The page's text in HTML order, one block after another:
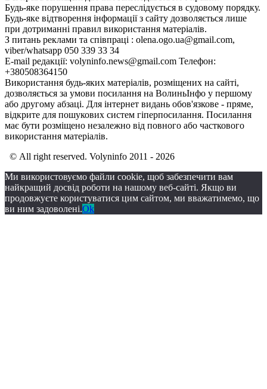
Будь-яке порушення права переслідується в судовому порядку.
Будь-яке відтворення інформації з сайту дозволяється лише
при дотриманні правил використання матеріалів.
З питань реклами та співпраці : olena.ogo.ua@gmail.com,
viber/whatsapp 050 339 33 34
E-mail редакції: volyninfo.news@gmail.com Телефон:
+380508364150
Використання будь-яких матеріалів, розміщених на сайті,
дозволяється за умови посилання на ВолиньІнфо у першому
або другому абзаці. Для інтернет видань обов'язкове - пряме,
відкрите для пошукових систем гіперпосилання. Посилання
має бути розміщено незалежно від повного або часткового
використання матеріалів.
© All right reserved. Volyninfo 2011 - 2026
Ми використовуємо файли cookie, щоб забезпечити вам
найкращий досвід роботи на нашому веб-сайті. Якщо ви
продовжуєте користуватися цим сайтом, ми вважатимемо, що
ви ним задоволені.Ok